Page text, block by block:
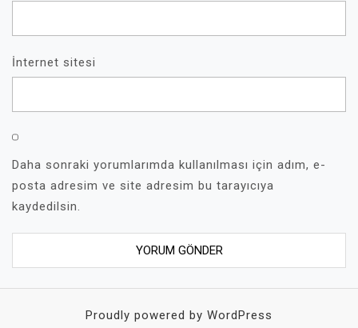
İnternet sitesi
Daha sonraki yorumlarımda kullanılması için adım, e-
posta adresim ve site adresim bu tarayıcıya
kaydedilsin.
Proudly powered by WordPress